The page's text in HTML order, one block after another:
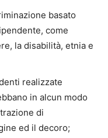
basato
come
la disabilità, etnia e
realizzate
in alcun modo
di
ed il decoro;